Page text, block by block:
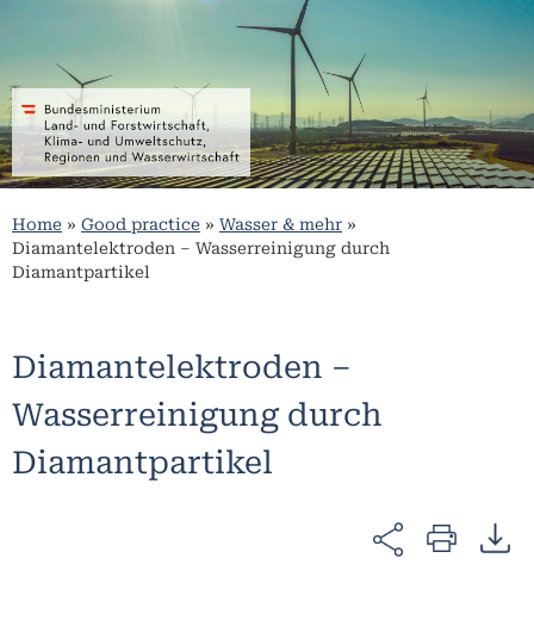
Home » Good practice » Wasser & mehr »
Diamantelektroden – Wasserreinigung durch
Diamantpartikel
Diamantelektroden –
Wasserreinigung durch
Diamantpartikel